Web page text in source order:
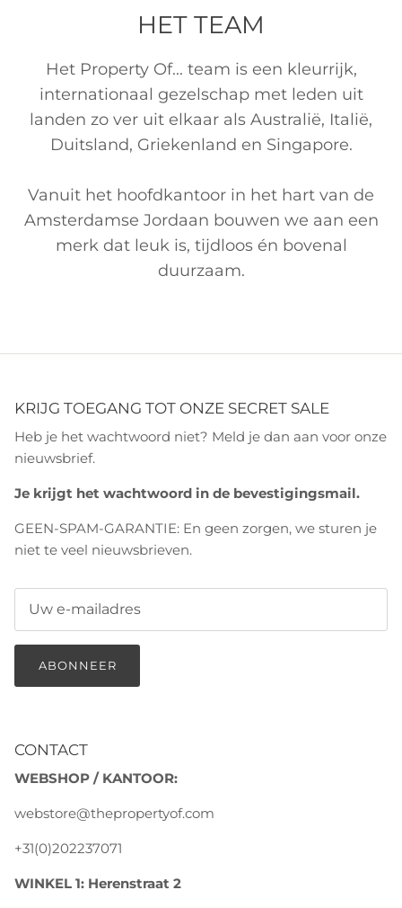
HET TEAM
Het Property Of... team is een kleurrijk,
internationaal gezelschap met leden uit
landen zo ver uit elkaar als Australië, Italië,
Duitsland, Griekenland en Singapore.
Vanuit het hoofdkantoor in het hart van de
Amsterdamse Jordaan bouwen we aan een
merk dat leuk is, tijdloos én bovenal
duurzaam.
KRIJG TOEGANG TOT ONZE SECRET SALE
Heb je het wachtwoord niet? Meld je dan aan voor onze
nieuwsbrief.
Je krijgt het wachtwoord in de bevestigingsmail.
GEEN-SPAM-GARANTIE: En geen zorgen, we sturen je
niet te veel nieuwsbrieven.
ABONNEER
CONTACT
WEBSHOP / KANTOOR:
webstore@thepropertyof.com
+31(0)202237071
WINKEL 1: Herenstraat 2